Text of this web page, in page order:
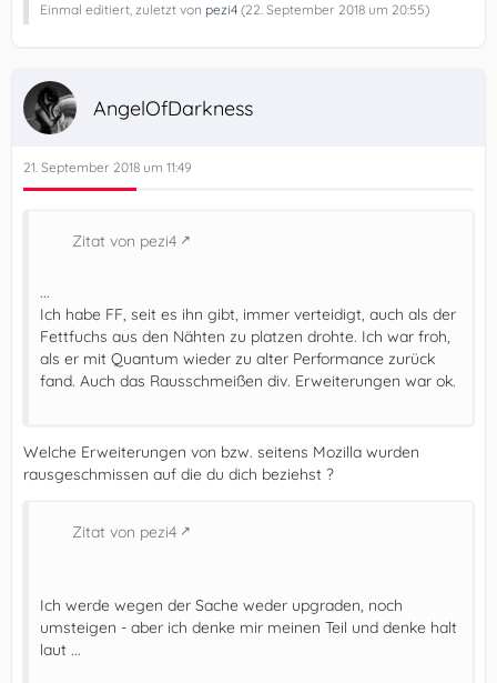
Einmal editiert, zuletzt von pezi4 (22. September 2018 um 20:55)
AngelOfDarkness
21. September 2018 um 11:49
Zitat von pezi4
...
Ich habe FF, seit es ihn gibt, immer verteidigt, auch als der
Fettfuchs aus den Nähten zu platzen drohte. Ich war froh,
als er mit Quantum wieder zu alter Performance zurück
fand. Auch das Rausschmeißen div. Erweiterungen war ok.
Welche Erweiterungen von bzw. seitens Mozilla wurden
rausgeschmissen auf die du dich beziehst ?
Zitat von pezi4
Ich werde wegen der Sache weder upgraden, noch
umsteigen - aber ich denke mir meinen Teil und denke halt
laut ...